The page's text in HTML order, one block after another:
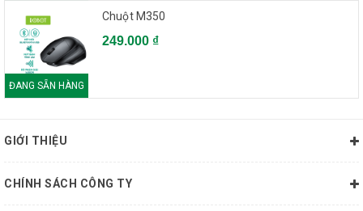
ĐANG SẴN HÀNG
Chuột M350
249.000 ₫
GIỚI THIỆU
CHÍNH SÁCH CÔNG TY